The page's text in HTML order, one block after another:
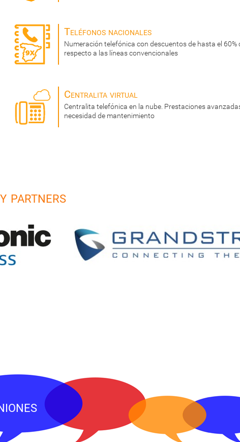
Teléfonos nacionales
Numeración telefónica con descuentos de hasta el 60%
respecto a las líneas convencionales
Centralita virtual
Centralita telefónica en la nube. Prestaciones
necesidad de mantenimiento
partners